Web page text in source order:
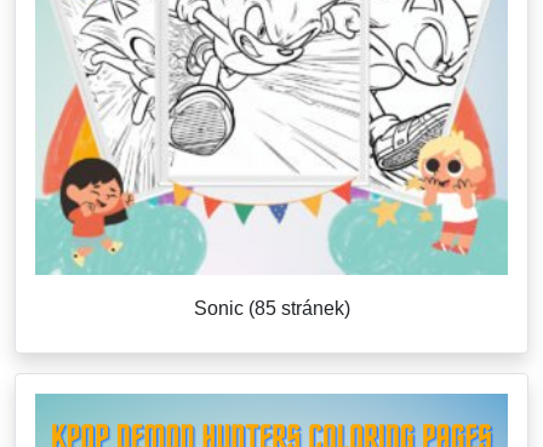
Sonic (85 stránek)